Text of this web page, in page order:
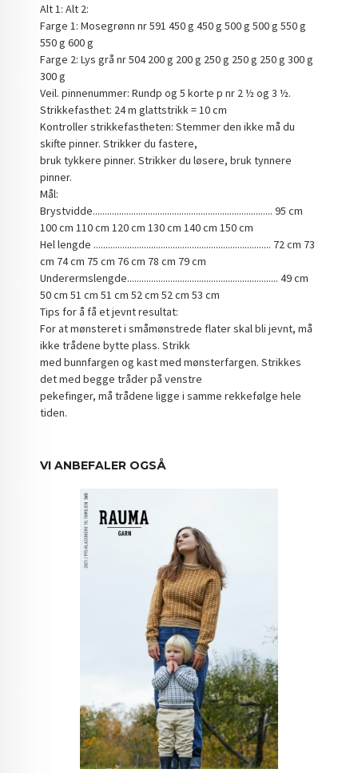
Alt 1: Alt 2:
Farge 1: Mosegrønn nr 591 450 g 450 g 500 g 500 g 550 g
550 g 600 g
Farge 2: Lys grå nr 504 200 g 200 g 250 g 250 g 250 g 300 g
300 g
Veil. pinnenummer: Rundp og 5 korte p nr 2 ½ og 3 ½.
Strikkefasthet: 24 m glattstrikk = 10 cm
Kontroller strikkefastheten: Stemmer den ikke må du
skifte pinner. Strikker du fastere,
bruk tykkere pinner. Strikker du løsere, bruk tynnere
pinner.
Mål:
Brystvidde........................................................................... 95 cm
100 cm 110 cm 120 cm 130 cm 140 cm 150 cm
Hel lengde .......................................................................... 72 cm 73
cm 74 cm 75 cm 76 cm 78 cm 79 cm
Underermslengde............................................................... 49 cm
50 cm 51 cm 51 cm 52 cm 52 cm 53 cm
Tips for å få et jevnt resultat:
For at mønsteret i småmønstrede flater skal bli jevnt, må
ikke trådene bytte plass. Strikk
med bunnfargen og kast med mønsterfargen. Strikkes
det med begge tråder på venstre
pekefinger, må trådene ligge i samme rekkefølge hele
tiden.
VI ANBEFALER OGSÅ